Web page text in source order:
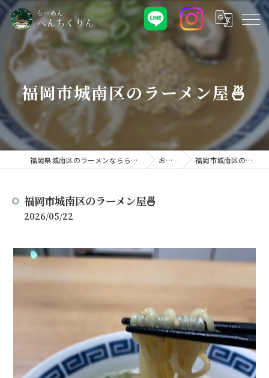
福岡市城南区のラーメン屋🍜
福岡県城南区のラーメンなららーめん へんちくりん お知らせ 福岡市城南区のラーメン屋🍜
福岡市城南区のラーメン屋🍜
2026/05/22